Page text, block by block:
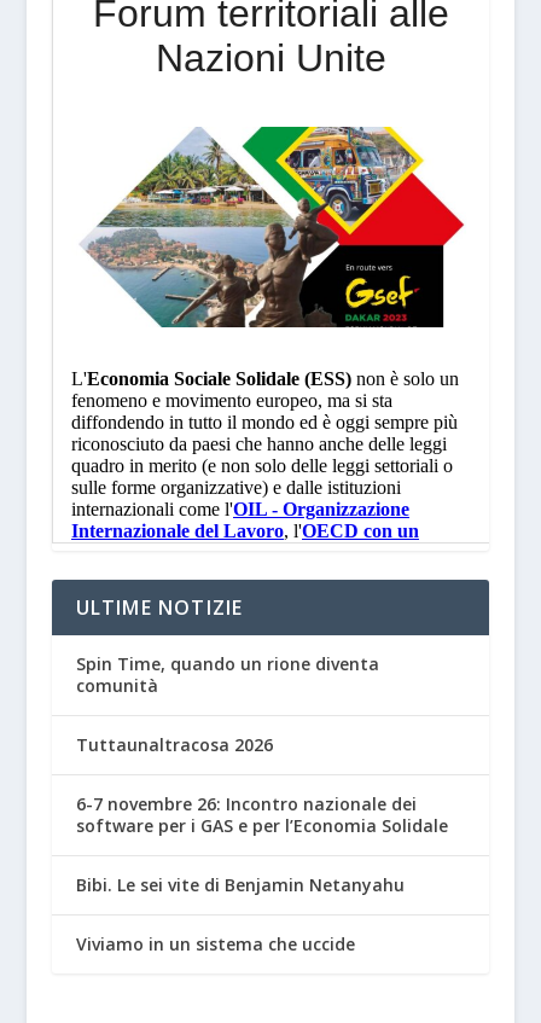
ULTIME NOTIZIE
Spin Time, quando un rione diventa
comunità
Tuttaunaltracosa 2026
6-7 novembre 26: Incontro nazionale dei
software per i GAS e per l’Economia Solidale
Bibi. Le sei vite di Benjamin Netanyahu
Viviamo in un sistema che uccide